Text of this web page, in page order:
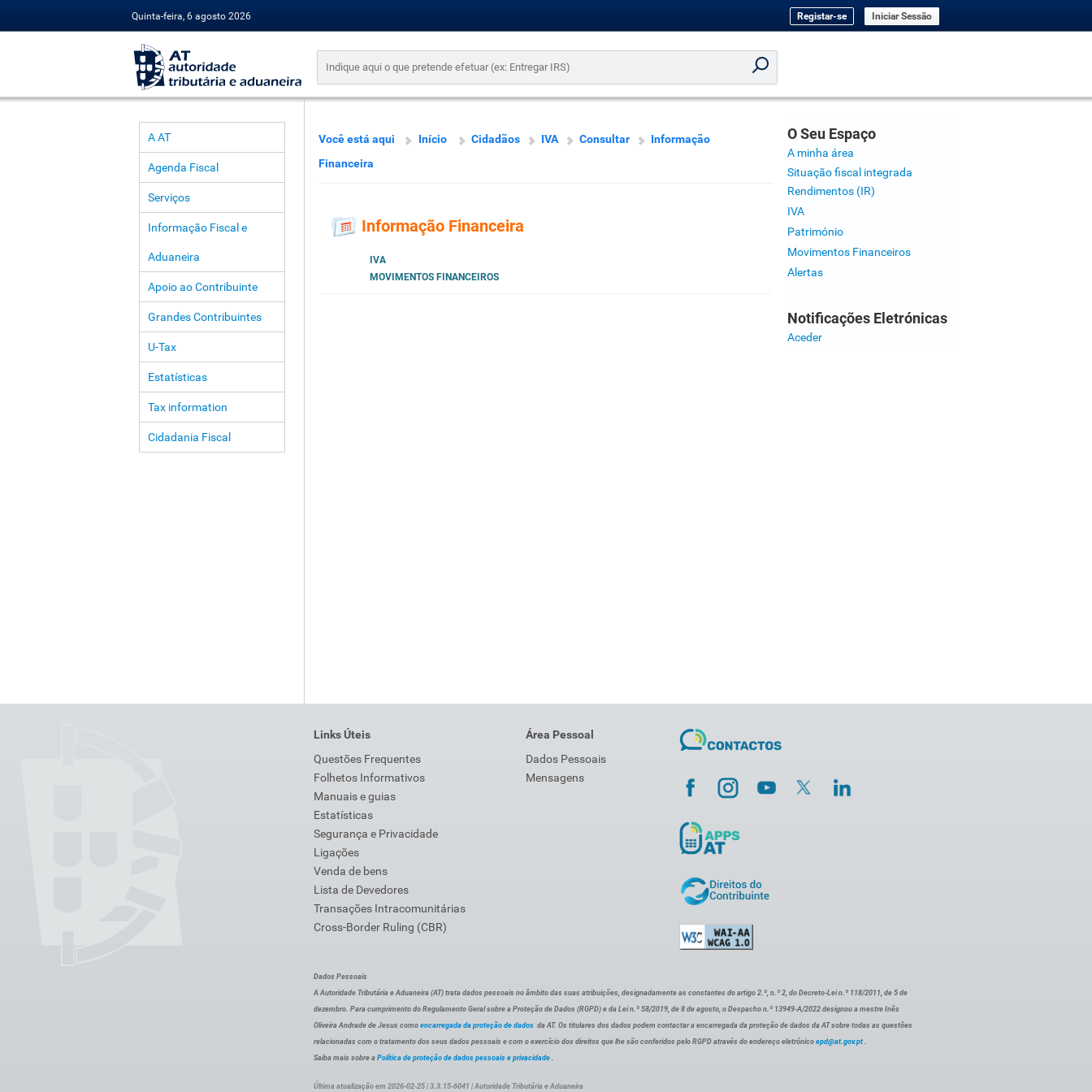
Quinta-feira, 6 agosto 2026 Registar-se Iniciar Sessão
A AT
Agenda Fiscal
Serviços
Informação Fiscal e
Aduaneira
Apoio ao Contribuinte
Grandes Contribuintes
U-Tax
Estatísticas
Tax information
Cidadania Fiscal
Você está aqui Início Cidadãos IVA Consultar
Informação
Financeira
Informação Financeira
IVA
MOVIMENTOS FINANCEIROS
O Seu Espaço
A minha área
Situação fiscal integrada
Rendimentos (IR)
IVA
Património
Movimentos Financeiros
Alertas
Notificações Eletrónicas
Aceder
Links Úteis
Questões Frequentes
Folhetos Informativos
Manuais e guias
Estatísticas
Segurança e Privacidade
Ligações
Venda de bens
Lista de Devedores
Transações Intracomunitárias
Cross-Border Ruling (CBR)
Área Pessoal
Dados Pessoais
Mensagens
Dados Pessoais
A Autoridade Tributária e Aduaneira (AT) trata dados pessoais no âmbito das suas atribuições, designadamente as constantes do artigo 2.º, n.º 2, do Decreto-Lei n.º 118/2011, de 5 de
dezembro. Para cumprimento do Regulamento Geral sobre a Proteção de Dados (RGPD) e da Lei n.º 58/2019, de 8 de agosto, o Despacho n.º 13949-A/2022 designou a mestre Inês
Oliveira Andrade de Jesus como encarregada da proteção de dados da AT. Os titulares dos dados podem contactar a encarregada da proteção de dados da AT sobre todas as questões
relacionadas com o tratamento dos seus dados pessoais e com o exercício dos direitos que lhe são conferidos pelo RGPD através do endereço eletrónico epd@at.gov.pt .
Saiba mais sobre a Política de proteção de dados pessoais e privacidade .
Última atualização em 2026-02-25 | 3.3.15-6041 | Autoridade Tributária e Aduaneira